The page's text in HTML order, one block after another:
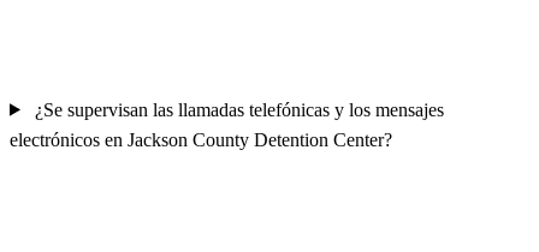
¿Se supervisan las llamadas telefónicas y los mensajes
electrónicos en Jackson County Detention Center?